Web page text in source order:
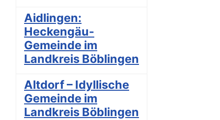
Aidlingen:
Heckengäu-
Gemeinde im
Landkreis Böblingen
Altdorf – Idyllische
Gemeinde im
Landkreis Böblingen